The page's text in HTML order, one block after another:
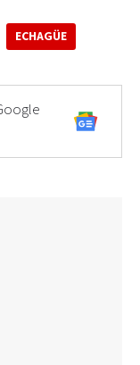
ECHAGÜE